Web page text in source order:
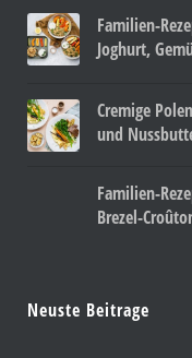
Familien-
Joghurt,
Cremige
und
Familien-
Brezel-
Neuste Beitrage